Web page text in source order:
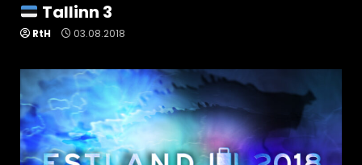
Tallinn 3
RtH 03.08.2018